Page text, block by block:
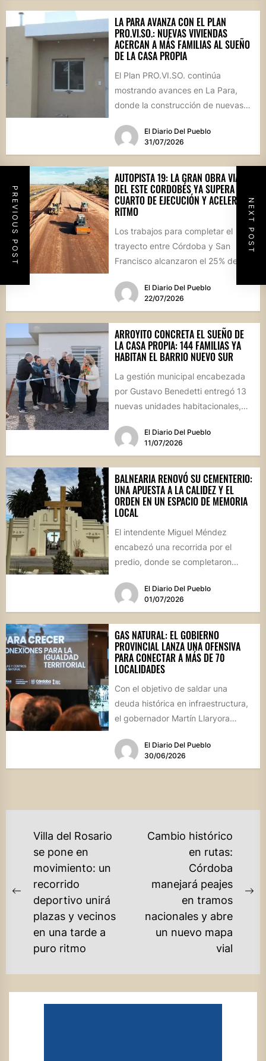
PREVIOUS POST NEXT POST
LA PARA AVANZA CON EL PLAN
PRO.VI.SO.: NUEVAS VIVIENDAS
ACERCAN A MÁS FAMILIAS AL SUEÑO
DE LA CASA PROPIA
El Plan PRO.VI.SO. continúa
mostrando avances en La Para,
donde la construcción de nuevas
a...
El Diario Del Pueblo
31/07/2026
AUTOPISTA 19: LA GRAN OBRA VIAL
DEL ESTE CORDOBÉS YA SUPERA EL
CUARTO DE EJECUCIÓN Y ACELERA SU
RITMO
Los trabajos para completar el
trayecto entre Córdoba y San
Francisco alcanzaron el 25% de
dividida...El Diario Del Pueblo
22/07/2026
ARROYITO CONCRETA EL SUEÑO DE
LA CASA PROPIA: 144 FAMILIAS YA
HABITAN EL BARRIO NUEVO SUR
La gestión municipal encabezada
por Gustavo Benedetti entregó 13
nuevas unidades habitacionales,
transformado en...
El Diario Del Pueblo
11/07/2026
BALNEARIA RENOVÓ SU CEMENTERIO:
UNA APUESTA A LA CALIDEZ Y EL
ORDEN EN UN ESPACIO DE MEMORIA
LOCAL
El intendente Miguel Méndez
encabezó una recorrida por el
predio, donde se completaron
una revalorización...
El Diario Del Pueblo
01/07/2026
GAS NATURAL: EL GOBIERNO
PROVINCIAL LANZA UNA OFENSIVA
PARA CONECTAR A MÁS DE 70
LOCALIDADES
Con el objetivo de saldar una
deuda histórica en infraestructura,
el gobernador Martín Llaryora
Crecer",...El Diario Del Pueblo
30/06/2026
NAVEGACIÓN
ENTRADAS
Previous
post:
Villa del Rosario
se pone en
movimiento: un
recorrido
deportivo unirá
plazas y vecinos
en una tarde a
puro ritmo
Cambio histórico
en rutas:
Córdoba
manejará peajes
en tramos
nacionales y abre
un nuevo mapa
vial